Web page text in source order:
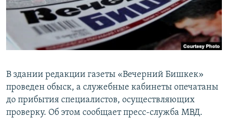
В здании редакции газеты «Вечерний Бишкек»
проведен обыск, а служебные кабинеты опечатаны
до прибытия специалистов, осуществляющих
проверку. Об этом сообщает пресс-служба МВД.